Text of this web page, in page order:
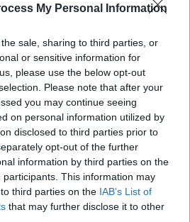
My Personal Information
sale, sharing to third parties, or
or sensitive information for
please use the below opt-out
Please note that after your
you may continue seeing
on personal information utilized by
disclosed to third parties prior to
opt-out of the further
information by third parties on the
participants. This information may
third parties on the IAB’s List of
that may further disclose it to other